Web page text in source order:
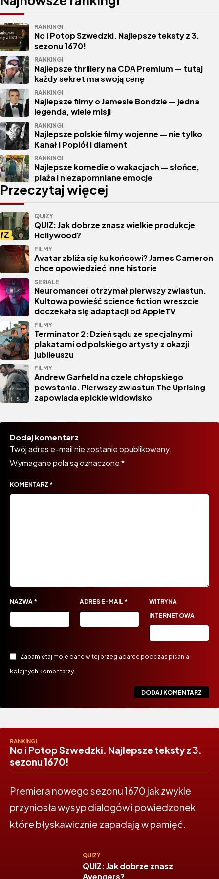
RANKINGI
No i Potop Szwedzki. Najlepsze teksty z 3.
sezonu 1670!
RANKINGI
Najlepsze thrillery na CDA Premium — tutaj
każdy sekret ma swoją cenę
RANKINGI
Najlepsze filmy o Jamesie Bondzie — jedna
legenda, wiele misji
RANKINGI
Najlepsze polskie filmy wojenne — nie tylko
Kanał i Popiół i diament
RANKINGI
Najlepsze komedie o wakacjach — słońce,
plaża i niezapomniane emocje
Przeczytaj więcej
QUIZY
QUIZ: Jak dobrze znasz wielkie produkcje
Hollywood?
FILMY
Avatar zbliża się ku końcowi? James Cameron
chce opowiedzieć inne historie
SERIALE
Neuromancer otrzymał pierwszy zwiastun.
Kultowa powieść science fiction wreszcie
doczekała się adaptacji od AppleTV
FILMY
Terminator 2: Dzień sądu ze specjalnymi
plakatami od polskiego artysty z okazji
jubileuszu
FILMY
Andrew Garfield na czele chłopskiego
powstania. Pierwszy zwiastun The Uprising
zapowiada epickie widowisko
Dodaj komentarz
Twój adres e-mail nie zostanie opublikowany.
Wymagane pola są oznaczone*
KOMENTARZ *
NAZWA * ADRES E-MAIL *
WITRYNA
INTERNETOWA
Zapamiętaj moje dane w tej przeglądarce podczas pisania
kolejnych komentarzy.
RANKINGI
No i Potop Szwedzki. Najlepsze teksty z 3.
sezonu 1670!
Premiera nowego sezonu 1670 jak zwykle
przyniosła wysyp dialogów i powiedzonek,
które błyskawicznie zapadają w pamięć.
QUIZY
QUIZ: Jak dobrze znasz
Avengers?